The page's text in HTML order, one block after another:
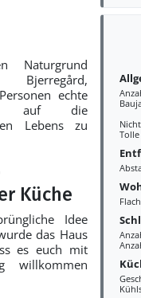
Naturgrund
echte
auf die
Lebens zu
Küche
Idee
das Haus
es euch mit
willkommen